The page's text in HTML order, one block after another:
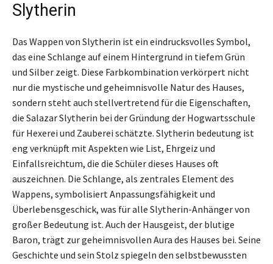
Slytherin
Das Wappen von Slytherin ist ein eindrucksvolles Symbol,
das eine Schlange auf einem Hintergrund in tiefem Grün
und Silber zeigt. Diese Farbkombination verkörpert nicht
nur die mystische und geheimnisvolle Natur des Hauses,
sondern steht auch stellvertretend für die Eigenschaften,
die Salazar Slytherin bei der Gründung der Hogwartsschule
für Hexerei und Zauberei schätzte. Slytherin bedeutung ist
eng verknüpft mit Aspekten wie List, Ehrgeiz und
Einfallsreichtum, die die Schüler dieses Hauses oft
auszeichnen. Die Schlange, als zentrales Element des
Wappens, symbolisiert Anpassungsfähigkeit und
Überlebensgeschick, was für alle Slytherin-Anhänger von
großer Bedeutung ist. Auch der Hausgeist, der blutige
Baron, trägt zur geheimnisvollen Aura des Hauses bei. Seine
Geschichte und sein Stolz spiegeln den selbstbewussten